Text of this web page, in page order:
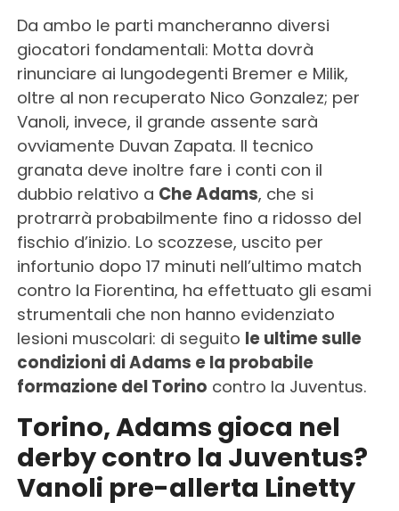
Da ambo le parti mancheranno diversi
giocatori fondamentali: Motta dovrà
rinunciare ai lungodegenti Bremer e Milik,
oltre al non recuperato Nico Gonzalez; per
Vanoli, invece, il grande assente sarà
ovviamente Duvan Zapata. Il tecnico
granata deve inoltre fare i conti con il
dubbio relativo a Che Adams, che si
protrarrà probabilmente fino a ridosso del
fischio d’inizio. Lo scozzese, uscito per
infortunio dopo 17 minuti nell’ultimo match
contro la Fiorentina, ha effettuato gli esami
strumentali che non hanno evidenziato
lesioni muscolari: di seguito le ultime sulle
condizioni di Adams e la probabile
formazione del Torino contro la Juventus.
Torino, Adams gioca nel
derby contro la Juventus?
Vanoli pre-allerta Linetty